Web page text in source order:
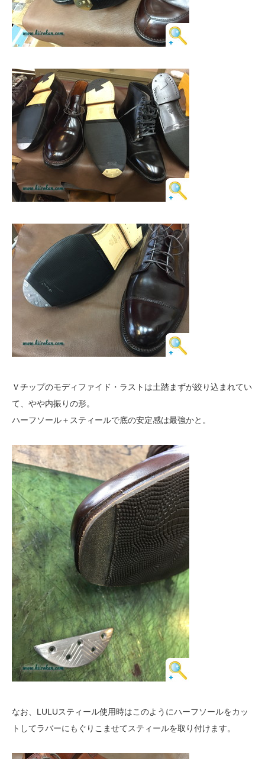
Ｖチップのモディファイド・ラストは土踏まずが絞り込まれてい
て、やや内振りの形。
ハーフソール＋スティールで底の安定感は最強かと。
なお、LULUスティール使用時はこのようにハーフソールをカッ
トしてラバーにもぐりこませてスティールを取り付けます。